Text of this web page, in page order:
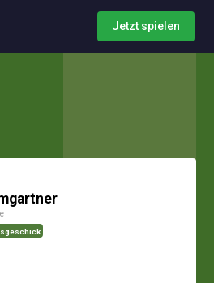
Jetzt spielen